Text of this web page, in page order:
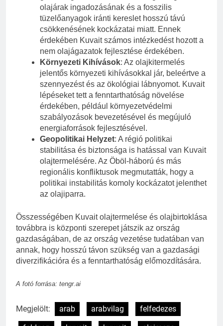
olajárak ingadozásának és a fosszilis
tüzelőanyagok iránti kereslet hosszú távú
csökkenésének kockázatai miatt. Ennek
érdekében Kuvait számos intézkedést hozott a
nem olajágazatok fejlesztése érdekében.
Környezeti Kihívások: Az olajkitermelés
jelentős környezeti kihívásokkal jár, beleértve a
szennyezést és az ökológiai lábnyomot. Kuvait
lépéseket tett a fenntarthatóság növelése
érdekében, például környezetvédelmi
szabályozások bevezetésével és megújuló
energiaforrások fejlesztésével.
Geopolitikai Helyzet: A régió politikai
stabilitása és biztonsága is hatással van Kuvait
olajtermelésére. Az Öböl-háború és más
regionális konfliktusok megmutatták, hogy a
politikai instabilitás komoly kockázatot jelenthet
az olajiparra.
Összességében Kuvait olajtermelése és olajbirtoklása
továbbra is központi szerepet játszik az ország
gazdaságában, de az ország vezetése tudatában van
annak, hogy hosszú távon szükség van a gazdasági
diverzifikációra és a fenntarthatóság előmozdítására.
A fotó forrása: tengr.ai
Megjelölt: arab arabvilag
felfedezes